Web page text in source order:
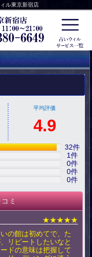
ル東京新宿店
平均評価
4.9
32件
1件
0件
0件
0件
コミ
★★★★★
の館は初めてで、た
リピートしたいなと
ドの意味は把握して